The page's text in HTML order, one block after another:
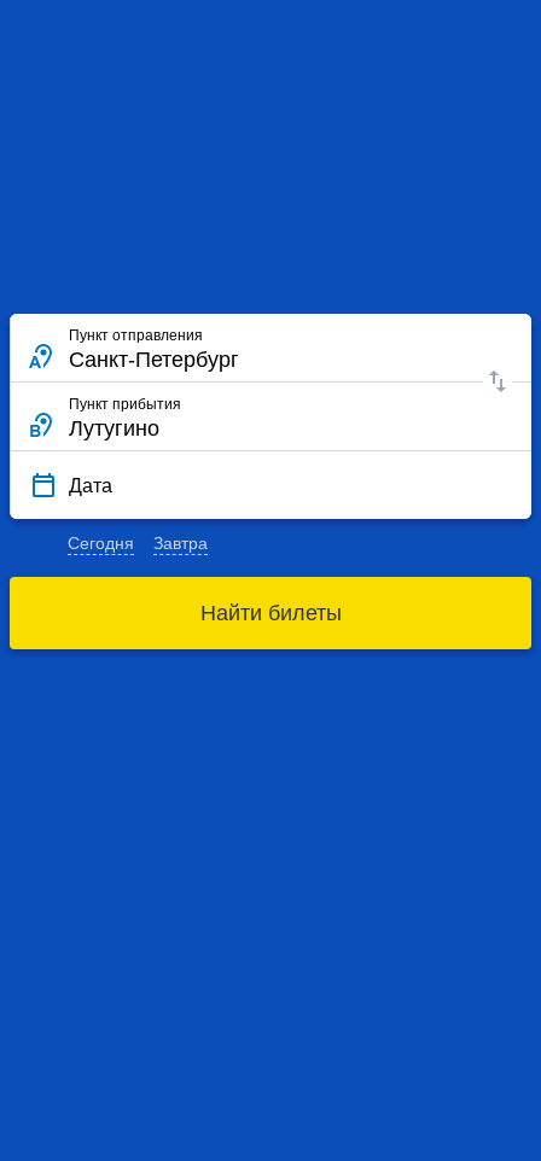
Пункт отправления
Пункт прибытия
Дата
Сегодня Завтра
Найти билеты